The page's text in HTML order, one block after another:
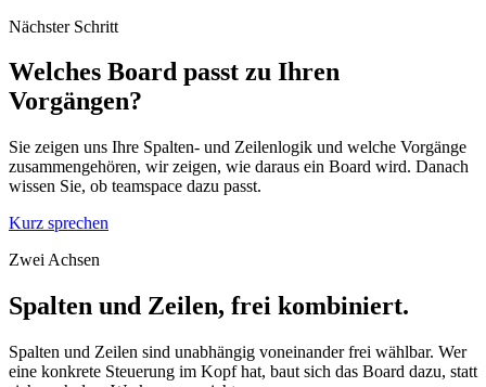
Nächster Schritt
Welches Board passt zu Ihren
Vorgängen?
Sie zeigen uns Ihre Spalten- und Zeilenlogik und welche Vorgänge
zusammengehören, wir zeigen, wie daraus ein Board wird. Danach
wissen Sie, ob teamspace dazu passt.
Kurz sprechen
Zwei Achsen
Spalten und Zeilen, frei kombiniert.
Spalten und Zeilen sind unabhängig voneinander frei wählbar. Wer
eine konkrete Steuerung im Kopf hat, baut sich das Board dazu, statt